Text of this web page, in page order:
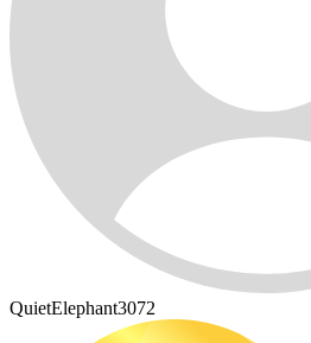
QuietElephant3072